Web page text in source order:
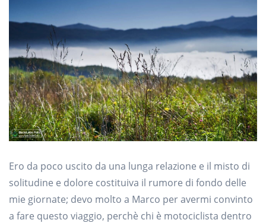
Ero da poco uscito da una lunga relazione e il misto di
solitudine e dolore costituiva il rumore di fondo delle
mie giornate; devo molto a Marco per avermi convinto
a fare questo viaggio, perchè chi è motociclista dentro